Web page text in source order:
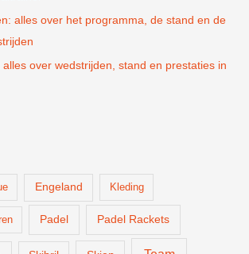
alles over het programma, de stand en de
alles over wedstrijden, stand en prestaties in
Engeland Kleding
Padel Padel Rackets